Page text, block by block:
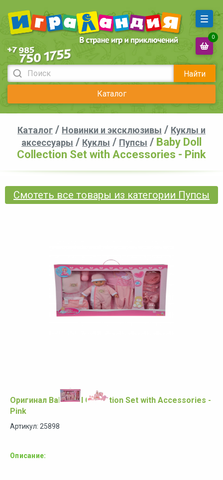
Найти
Каталог
0
Каталог / Новинки и эксклюзивы / Куклы и
аксессуары / Куклы / Пупсы / Baby Doll
Collection Set with Accessories - Pink
Смотеть все товары из категории Пупсы
Оригинал Baby Doll Collection Set with Accessories -
Pink
Артикул: 25898
Описание: